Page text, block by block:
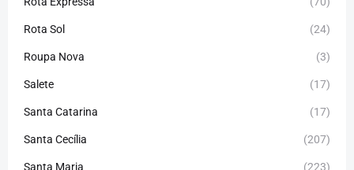
Rota Sol (24)
Roupa Nova (3)
Salete (17)
Santa Catarina (17)
Santa Cecília (207)
Santa Maria (223)